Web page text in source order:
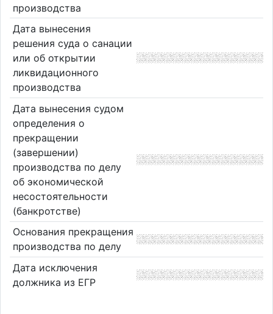
производства
Дата вынесения
решения суда о санации
или об открытии
ликвидационного
производства
Дата вынесения судом
определения о
прекращении
(завершении)
производства по делу
об экономической
несостоятельности
(банкротстве)
Основания прекращения
производства по делу
Дата исключения
должника из ЕГР